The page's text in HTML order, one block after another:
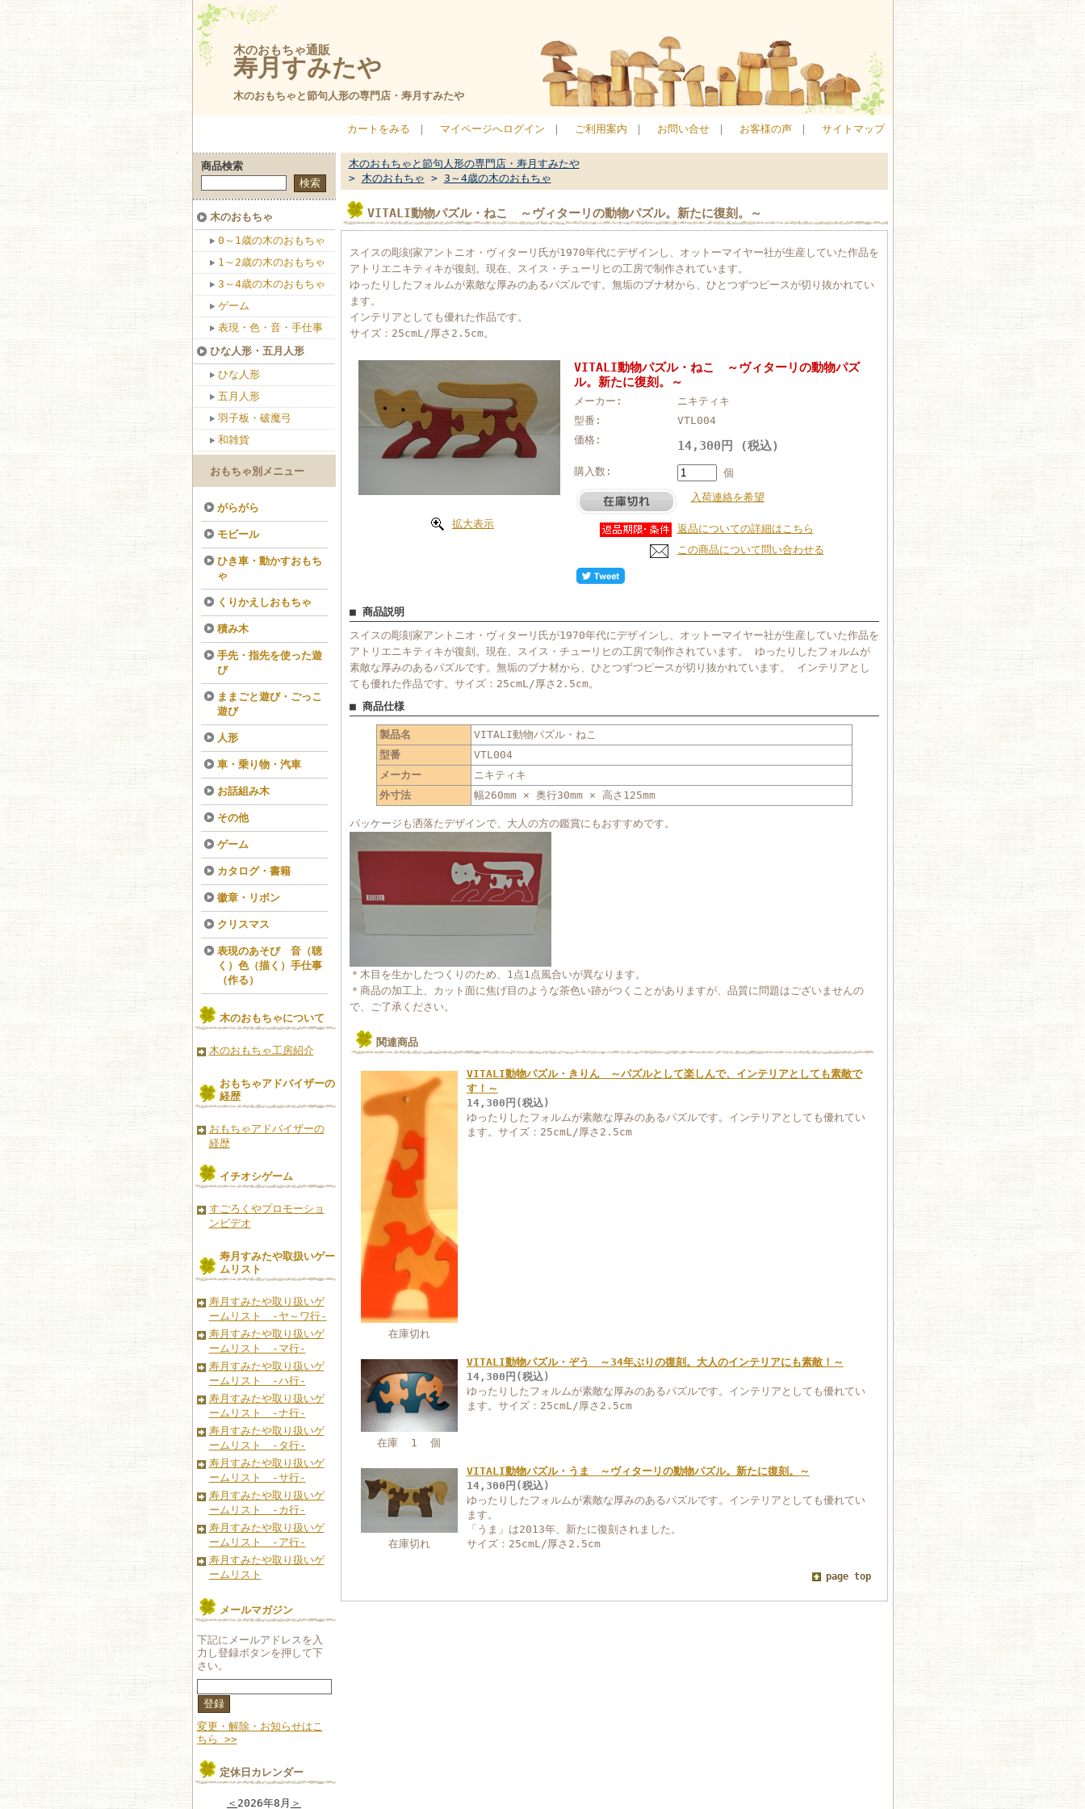
木のおもちゃ通販
寿月すみたや
木のおもちゃと節句人形の専門店・寿月すみたや
カートをみる ｜ マイページへログイン ｜ ご利用案内 ｜ お問い合せ｜ お客様の声｜ サイトマップ
商品検索
木のおもちゃ
0～1歳の木のおもちゃ
1～2歳の木のおもちゃ
3～4歳の木のおもちゃ
ゲーム
表現・色・音・手仕事
ひな人形・五月人形
ひな人形
五月人形
羽子板・破魔弓
和雑貨
おもちゃ別メニュー
がらがら
モビール
ひき車・動かすおもち
ゃ
くりかえしおもちゃ
積み木
手先・指先を使った遊
び
ままごと遊び・ごっこ
遊び
人形
車・乗り物・汽車
お話組み木
その他
ゲーム
カタログ・書籍
徽章・リボン
クリスマス
表現のあそび 音（聴
く）色（描く）手仕事
（作る）
木のおもちゃについて
木のおもちゃ工房紹介
おもちゃアドバイザーの
経歴
おもちゃアドバイザーの
経歴
イチオシゲーム
すごろくやプロモーショ
ンビデオ
寿月すみたや取扱いゲー
ムリスト
寿月すみたや取り扱いゲ
ームリスト -ヤ～ワ行-
寿月すみたや取り扱いゲ
ームリスト -マ行-
寿月すみたや取り扱いゲ
ームリスト -ハ行-
寿月すみたや取り扱いゲ
ームリスト -ナ行-
寿月すみたや取り扱いゲ
ームリスト -タ行-
寿月すみたや取り扱いゲ
ームリスト -サ行-
寿月すみたや取り扱いゲ
ームリスト -カ行-
寿月すみたや取り扱いゲ
ームリスト -ア行-
寿月すみたや取り扱いゲ
ームリスト
メールマガジン
下記にメールアドレスを入
力し登録ボタンを押して下
さい。
変更・解除・お知らせはこ
ちら >>
定休日カレンダー
＜ 2026年8月 ＞
木のおもちゃと節句人形の専門店・寿月すみたや
> 木のおもちゃ > 3～4歳の木のおもちゃ
VITALI動物パズル・ねこ ～ヴィターリの動物パズル。新たに復刻。～
スイスの彫刻家アントニオ・ヴィターリ氏が1970年代にデザインし、オットーマイヤー社が生産していた作品を
アトリエニキティキが復刻。現在、スイス・チューリヒの工房で制作されています。
ゆったりしたフォルムが素敵な厚みのあるパズルです。無垢のブナ材から、ひとつずつピースが切り抜かれてい
ます。
インテリアとしても優れた作品です。
サイズ：25cmL/厚さ2.5cm。
拡大表示
VITALI動物パズル・ねこ ～ヴィターリの動物パズ
ル。新たに復刻。～
メーカー:
ニキティキ
型番:
VTL004
価格:
14,300円 (税込)
購入数:
個
入荷連絡を希望
返品についての詳細はこちら
この商品について問い合わせる
■ 商品説明
スイスの彫刻家アントニオ・ヴィターリ氏が1970年代にデザインし、オットーマイヤー社が生産していた作品を
アトリエニキティキが復刻。現在、スイス・チューリヒの工房で制作されています。 ゆったりしたフォルムが
素敵な厚みのあるパズルです。無垢のブナ材から、ひとつずつピースが切り抜かれています。 インテリアとし
ても優れた作品です。サイズ：25cmL/厚さ2.5cm。
■ 商品仕様
製品名
VITALI動物パズル・ねこ
型番
VTL004
メーカー
ニキティキ
外寸法
幅260mm × 奥行30mm × 高さ125mm
パッケージも洒落たデザインで、大人の方の鑑賞にもおすすめです。
＊木目を生かしたつくりのため、1点1点風合いが異なります。
＊商品の加工上、カット面に焦げ目のような茶色い跡がつくことがありますが、品質に問題はございませんの
で、ご了承ください。
関連商品
在庫切れ
VITALI動物パズル・きりん ～パズルとして楽しんで、インテリアとしても素敵で
す！～
14,300円(税込)
ゆったりしたフォルムが素敵な厚みのあるパズルです。インテリアとしても優れてい
ます。サイズ：25cmL/厚さ2.5cm
在庫 1 個
VITALI動物パズル・ぞう ～34年ぶりの復刻。大人のインテリアにも素敵！～
14,300円(税込)
ゆったりしたフォルムが素敵な厚みのあるパズルです。インテリアとしても優れてい
ます。サイズ：25cmL/厚さ2.5cm
在庫切れ
VITALI動物パズル・うま ～ヴィターリの動物パズル。新たに復刻。～
14,300円(税込)
ゆったりしたフォルムが素敵な厚みのあるパズルです。インテリアとしても優れてい
ます。
「うま」は2013年、新たに復刻されました。
サイズ：25cmL/厚さ2.5cm
page top